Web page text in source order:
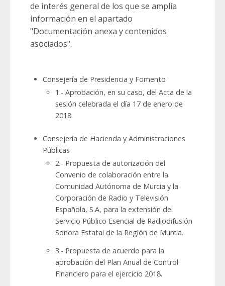
de interés general de los que se amplía
información en el apartado
"Documentación anexa y contenidos
asociados".
Consejería de Presidencia y Fomento
1.- Aprobación, en su caso, del Acta de la
sesión celebrada el día 17 de enero de
2018.
Consejería de Hacienda y Administraciones
Públicas
2.- Propuesta de autorización del
Convenio de colaboración entre la
Comunidad Autónoma de Murcia y la
Corporación de Radio y Televisión
Española, S.A, para la extensión del
Servicio Público Esencial de Radiodifusión
Sonora Estatal de la Región de Murcia.
3.- Propuesta de acuerdo para la
aprobación del Plan Anual de Control
Financiero para el ejercicio 2018.